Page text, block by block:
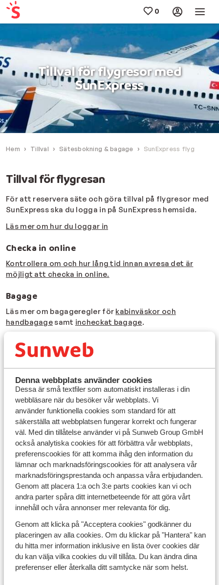
Denna webbplats använder cookies
Dessa är små textfiler som automatiskt installeras i din
webbläsare när du besöker vår webbplats. Vi
använder funktionella cookies som standard för att
säkerställa att webbplatsen fungerar korrekt och fungerar
väl. Med din tillåtelse använder vi på Sunweb Group GmbH
också analytiska cookies för att förbättra vår webbplats,
preferenscookies för att komma ihåg den information du
lämnar och marknadsföringscookies för att analysera vår
marknadsföringsprestanda och anpassa våra erbjudanden.
Genom att placera 1:a och 3:e parts cookies kan vi och
andra parter spåra ditt internetbeteende för att göra vårt
innehåll och våra annonser mer relevanta för dig.
Genom att klicka på "Acceptera cookies" godkänner du
placeringen av alla cookies. Om du klickar på "Hantera" kan
du hitta mer information inklusive en lista över cookies där
du kan välja vilka cookies du vill tillåta. Du kan ändra dina
preferenser eller återkalla ditt samtycke när som helst.
Tillval för flygresor med
SunExpress
Hem Tillval Sätesbokning & bagage SunExpress flyg
Tillval för flygresan
För att reservera säte och göra tillval på flygresor med
SunExpress ska du logga in på SunExpress hemsida.
Läs mer om hur du loggar in
Checka in online
Kontrollera om och hur lång tid innan avresa det är
möjligt att checka in online.
Bagage
Läs mer om bagageregler för kabinväskor och
handbagagesamt incheckat bagage.
vänligen se om du kan hitta svaret bland
Sunweb
Kontakta oss
Om Sunweb
Blogg
Jobba hos oss
Företagsinformation
Hållbar semester
Cookiesinställningar
Marknadsföringsinställningar
Tillgänglighetsdirektiv
Ansvarsfriskrivning
Solresor
All Inclusive
Sista minuten
Erbjudanden
Sök resa